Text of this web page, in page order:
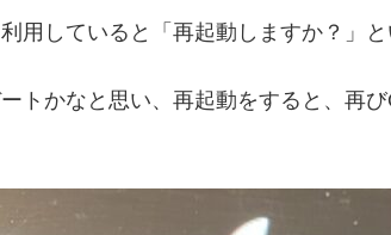
用していると「再起動しますか？」と
トかなと思い、再起動をすると、再